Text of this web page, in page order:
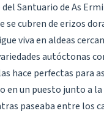
Santuario de As
se cubren de erizos
viva en aldeas
autóctonas
hace perfectas para
en un puesto junto a
paseaba entre los